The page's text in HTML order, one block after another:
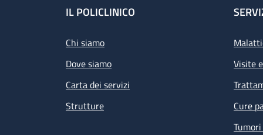
Footer
IL POLICLINICO
Chi siamo
Dove siamo
Carta dei servizi
Strutture
Visite
Cure